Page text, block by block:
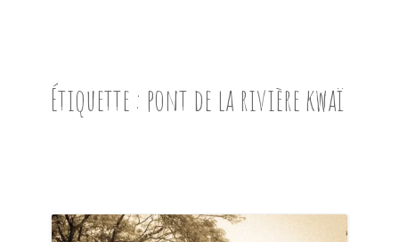
PRÉSENTATION
EN IMAGES
Étiquette : pont de la rivière kwaï